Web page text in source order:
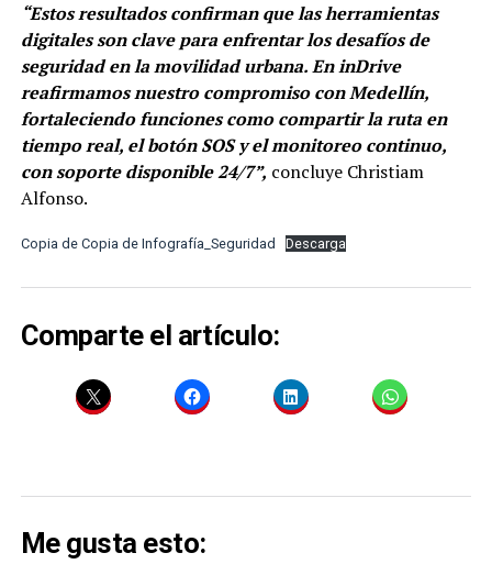
“Estos resultados confirman que las herramientas
digitales son clave para enfrentar los desafíos de
seguridad en la movilidad urbana. En inDrive
reafirmamos nuestro compromiso con Medellín,
fortaleciendo funciones como compartir la ruta en
tiempo real, el botón SOS y el monitoreo continuo,
con soporte disponible 24/7”, concluye Christiam
Alfonso.
Copia de Copia de Infografía_Seguridad Descarga
Comparte el artículo:
Me gusta esto: